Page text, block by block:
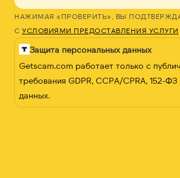
НАЖИМАЯ «ПРОВЕРИТЬ», ВЫ
С УСЛОВИЯМИ ПРЕДОСТАВЛЕНИЯ УСЛУГИ
Защита персональных данных
Getscam.com работает только с
требования GDPR, CCPA/CPRA, 152-
данных.